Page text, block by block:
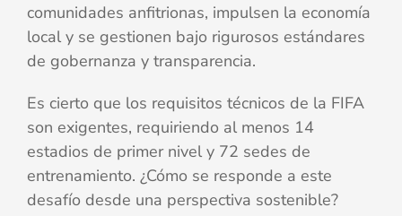
comunidades anfitrionas, impulsen la economía
local y se gestionen bajo rigurosos estándares
de gobernanza y transparencia.
Es cierto que los requisitos técnicos de la FIFA
son exigentes, requiriendo al menos 14
estadios de primer nivel y 72 sedes de
entrenamiento. ¿Cómo se responde a este
desafío desde una perspectiva sostenible?